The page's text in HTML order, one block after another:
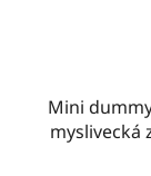
Mini
myslivecká